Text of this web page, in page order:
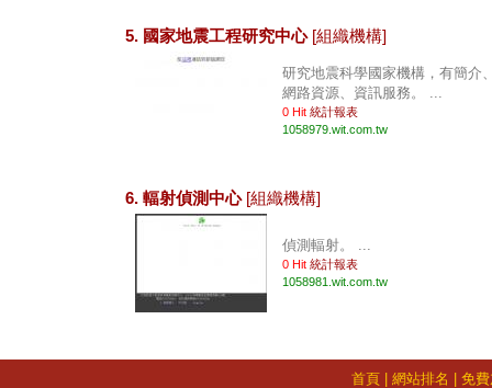
5. 國家地震工程研究中心 [組織機構]
研究地震科學國家機構，有簡介
網路資源、資訊服務。 ...
0 Hit 統計報表
1058979.wit.com.tw
6. 輻射偵測中心 [組織機構]
偵測輻射。 ...
0 Hit 統計報表
1058981.wit.com.tw
首頁| 網站排名
免